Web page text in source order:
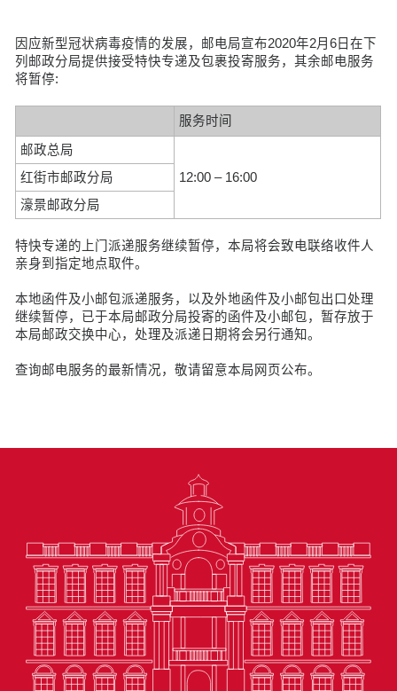
因应新型冠状病毒疫情的发展，邮电局宣布2020年2月6日在下
列邮政分局提供接受特快专递及包裹投寄服务，其余邮电服务
将暂停:
服务时间
邮政总局
12:00 – 16:00
红街市邮政分局
濠景邮政分局
特快专递的上门派递服务继续暂停，本局将会致电联络收件人
亲身到指定地点取件。
本地函件及小邮包派递服务，以及外地函件及小邮包出口处理
继续暂停，已于本局邮政分局投寄的函件及小邮包，暂存放于
本局邮政交换中心，处理及派递日期将会另行通知。
查询邮电服务的最新情况，敬请留意本局网页公布。